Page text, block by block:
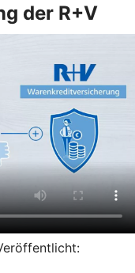
der R+V